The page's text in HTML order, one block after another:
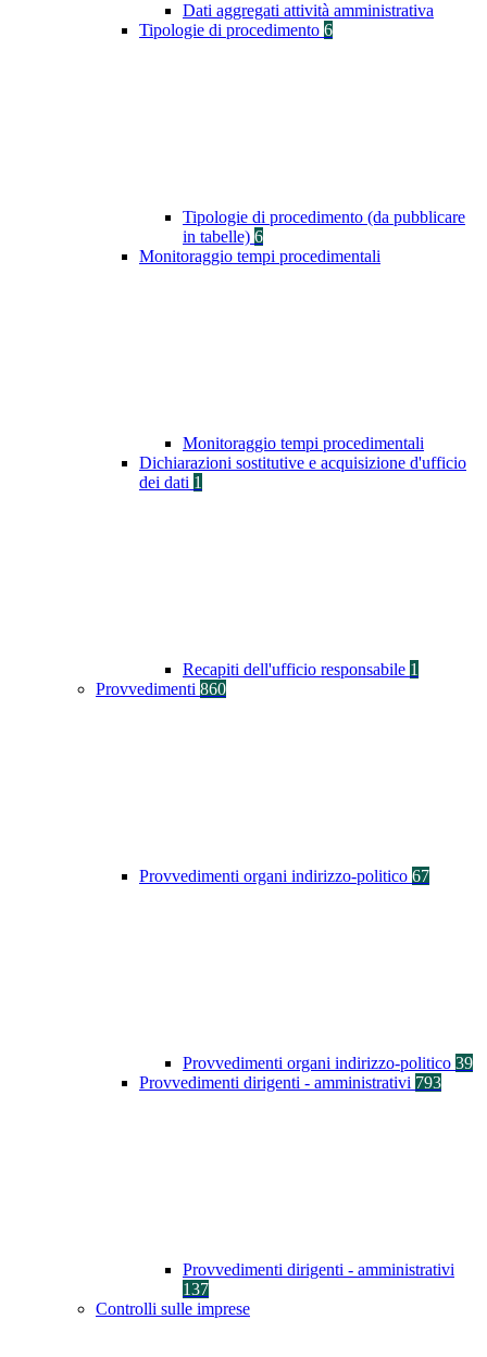
Dati aggregati attività amministrativa
Tipologie di procedimento 6
Tipologie di procedimento (da pubblicare
in tabelle) 6
Monitoraggio tempi procedimentali
Monitoraggio tempi procedimentali
Dichiarazioni sostitutive e acquisizione d'ufficio
dei dati 1
Recapiti dell'ufficio responsabile 1
Provvedimenti 860
Provvedimenti organi indirizzo-politico 67
Provvedimenti organi indirizzo-politico 39
Provvedimenti dirigenti - amministrativi 793
Provvedimenti dirigenti - amministrativi
137
Controlli sulle imprese